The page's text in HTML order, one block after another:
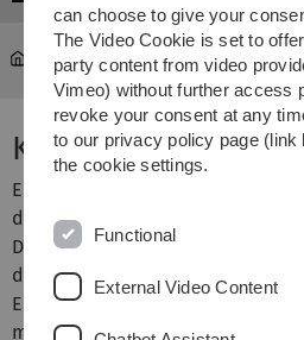
Zentrale Einrichtung
Kryo
Elektronenstrahlen können nur
durchdringen, ohne unkontrolliert
Die zu untersuchenden Objekte
dünn geschnitten werden zur
Elektronenmikroskop, oder die
müssen an der Oberfläche der
can choose to give your
The Video Cookie is set to
party content from video
Vimeo) without further access
revoke your consent at any
to our privacy policy page (link
the cookie settings.
Functional
External Video Content